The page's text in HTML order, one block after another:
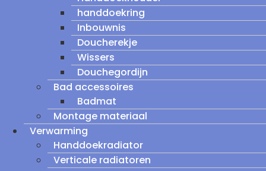
handdoekring
Inbouwnis
Doucherekje
Wissers
Douchegordijn
Bad accessoires
Badmat
Montage materiaal
Verwarming
Handdoekradiator
Verticale radiatoren